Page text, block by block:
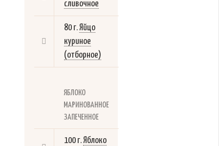
сливочное
80 г.Яйцо
куриное
(отборное)
ЯБЛОКО
МАРИНОВАННОЕ
ЗАПЕЧЕННОЕ
100 г.Яблоко